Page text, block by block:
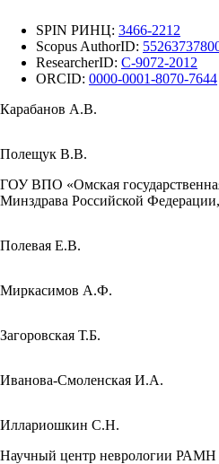
SPIN РИНЦ: 3466-2212
Scopus AuthorID:
ResearcherID: C-9072-2012
ORCID: 0000-0001-8070-7644
Карабанов А.В.
Полещук В.В.
ГОУ ВПО «Омская
Минздрава Российской
Полевая Е.В.
Миркасимов А.Ф.
Загоровская Т.Б.
Иванова-Смоленская И.А.
Иллариошкин С.Н.
Научный центр неврологии РАМН